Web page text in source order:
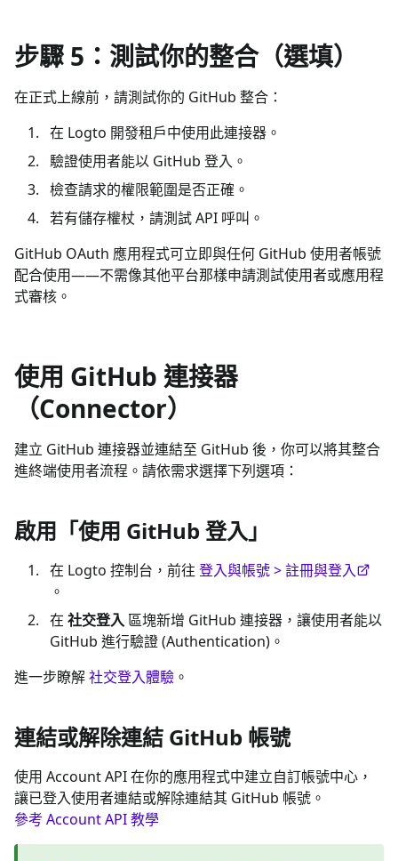
步驟 5：測試你的整合（選填）
在正式上線前，請測試你的 GitHub 整合：
在 Logto 開發租戶中使用此連接器。
驗證使用者能以 GitHub 登入。
檢查請求的權限範圍是否正確。
若有儲存權杖，請測試 API 呼叫。
GitHub OAuth 應用程式可立即與任何 GitHub 使用者帳號
配合使用——不需像其他平台那樣申請測試使用者或應用程
式審核。
使用 GitHub 連接器
（Connector）
建立 GitHub 連接器並連結至 GitHub 後，你可以將其整合
進終端使用者流程。請依需求選擇下列選項：
啟用「使用 GitHub 登入」
在 Logto 控制台，前往 登入與帳號 > 註冊與登入
。
在 社交登入 區塊新增 GitHub 連接器，讓使用者能以
GitHub 進行驗證 (Authentication)。
進一步瞭解社交登入體驗 。
連結或解除連結 GitHub 帳號
使用 Account API 在你的應用程式中建立自訂帳號中心，
讓已登入使用者連結或解除連結其 GitHub 帳號。
參考 Account API 教學